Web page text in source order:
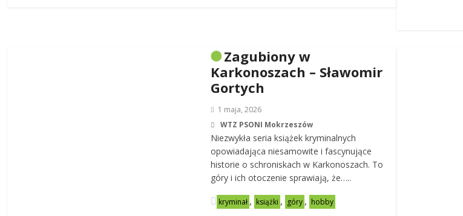
Zagubiony w
Karkonoszach – Sławomir
Gortych
1 maja, 2026
WTZ PSONI Mokrzeszów
Niezwykła seria książek kryminalnych
opowiadająca niesamowite i fascynujące
historie o schroniskach w Karkonoszach. To
góry i ich otoczenie sprawiają, że…..
kryminał , książki , góry , hobby